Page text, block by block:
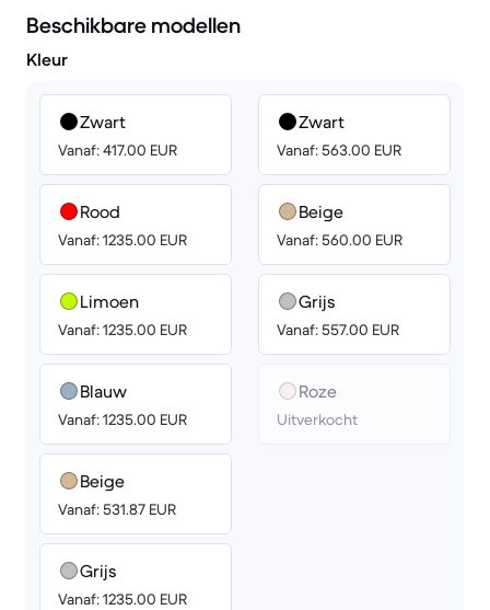
Beschikbare modellen
Kleur
Zwart
Vanaf: 417.00 EUR
Rood
Vanaf: 1235.00 EUR
Limoen
Vanaf: 1235.00 EUR
Blauw
Vanaf: 1235.00 EUR
Beige
Vanaf: 531.87 EUR
Grijs
Vanaf: 1235.00 EUR
Zwart
Vanaf: 563.00 EUR
Beige
Vanaf: 560.00 EUR
Grijs
Vanaf: 557.00 EUR
Roze
Uitverkocht